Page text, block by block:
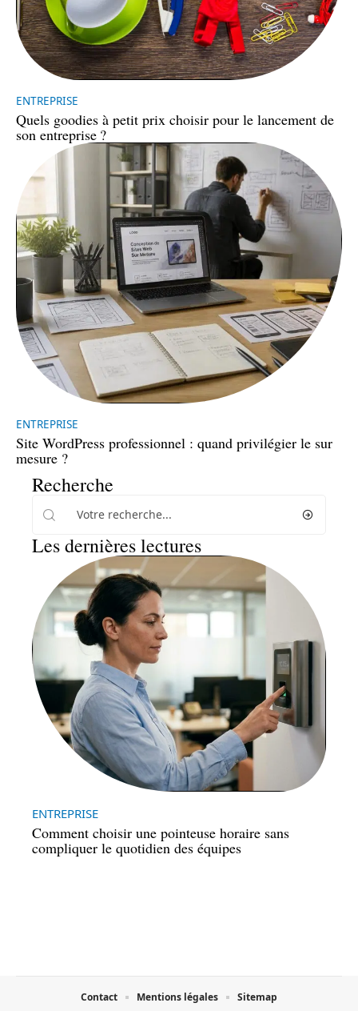
ENTREPRISE
Quels goodies à petit prix choisir pour le lancement de
son entreprise ?
ENTREPRISE
Site WordPress professionnel : quand privilégier le sur
mesure ?
Recherche
Les dernières lectures
ENTREPRISE
Comment choisir une pointeuse horaire sans
compliquer le quotidien des équipes
Contact Mentions légales Sitemap